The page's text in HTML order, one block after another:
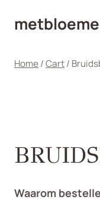
naar
Home/Cart/
Waarom